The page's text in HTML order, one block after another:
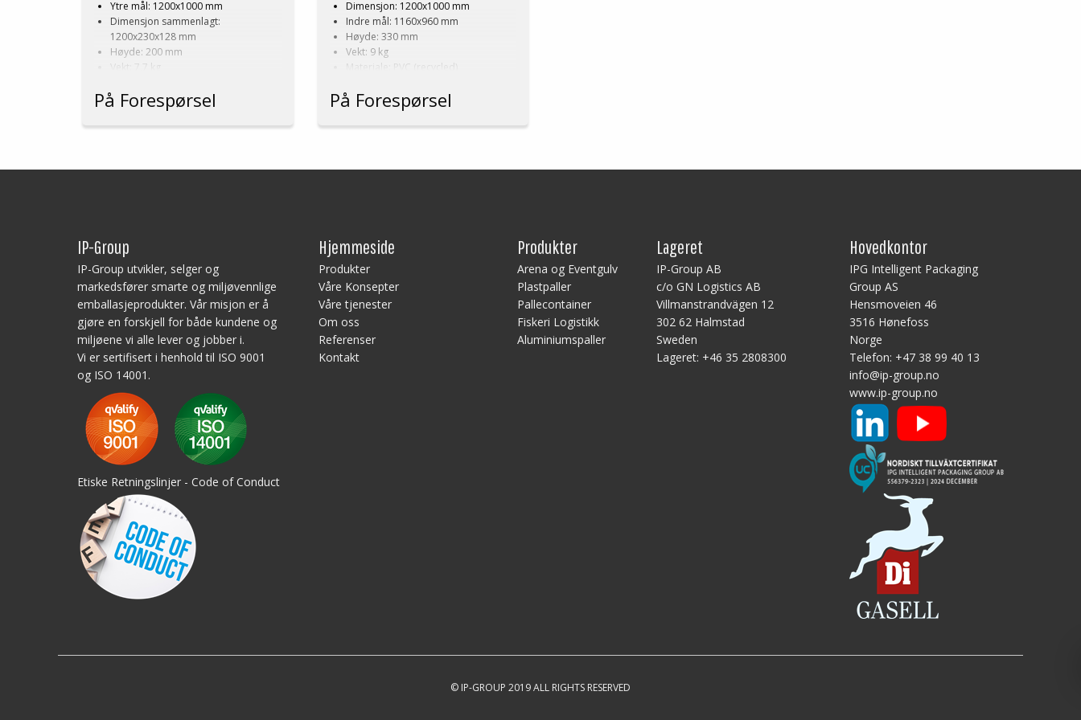
Integrerte håndtak
Etikettfelt
75 % volumreduksjon når
sammenlagt
foldet
Dobbel eller trippel stabling
Ytre mål: 1200x1000 mm
Dimensjon sammenlagt:
1200x230x128 mm
Høyde: 200 mm
Vekt: 7,7 kg
Farge: Grå/svart
Logistikk: 41 stk/pallplass
(120x80x240 cm)
Volumreduksjon returtransport: 84 %
Pallkarm skal ikke benyttes på
plastpall med toppkant
Minste bestilling: 0,5 ppl (20 stk)
På Forespørsel
Dimensjon: 1200x1000 mm
Indre mål: 1160x960 mm
Høyde: 330 mm
Vekt: 9 kg
Materiale: PVC (recycled)
Logistikk: 32 stk/pallplasser
(120x100x240 cm)
Sammenfoldet pallkarm
På Forespørsel
IP-Group
IP-Group utvikler, selger og
markedsfører smarte og miljøvennlige
emballasjeprodukter. Vår misjon er å
gjøre en forskjell for både kundene og
miljøene vi alle lever og jobber i.
Vi er sertifisert i henhold til ISO 9001
og ISO 14001.
Etiske Retningslinjer - Code of Conduct
Hjemmeside
Produkter
Våre Konsepter
Våre tjenester
Om oss
Referenser
Kontakt
Produkter
Arena og Eventgulv
Plastpaller
Pallecontainer
Fiskeri Logistikk
Aluminiumspaller
Lageret
IP-Group AB
c/o GN Logistics AB
Villmanstrandvägen 12
302 62 Halmstad
Sweden
Lageret: +46 35 2808300
Hovedkontor
IPG Intelligent Packaging
Group AS
Hensmoveien 46
3516 Hønefoss
Norge
Telefon: +47 38 99 40 13
info@ip-group.no
www.ip-group.no
© IP-GROUP 2019 ALL RIGHTS RESERVED